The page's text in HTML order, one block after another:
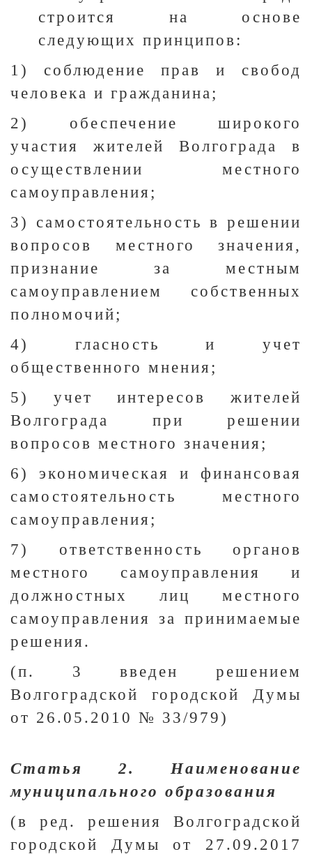
строится на основе
следующих принципов:
1) соблюдение прав и свобод
человека и гражданина;
2) обеспечение широкого
участия жителей Волгограда в
осуществлении местного
самоуправления;
3) самостоятельность в решении
вопросов местного значения,
признание за местным
самоуправлением собственных
полномочий;
4) гласность и учет
общественного мнения;
5) учет интересов жителей
Волгограда при решении
вопросов местного значения;
6) экономическая и финансовая
самостоятельность местного
самоуправления;
7) ответственность органов
местного самоуправления и
должностных лиц местного
самоуправления за принимаемые
решения.
(п. 3 введен решением
Волгоградской городской Думы
от 26.05.2010 № 33/979)
Статья 2. Наименование
муниципального образования
(в ред. решения Волгоградской
городской Думы от 27.09.2017